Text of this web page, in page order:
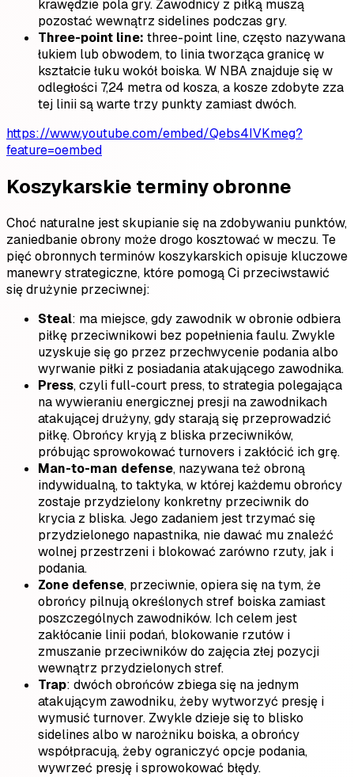
krawędzie pola gry. Zawodnicy z piłką muszą
pozostać wewnątrz sidelines podczas gry.
Three-point line: three-point line, często nazywana
łukiem lub obwodem, to linia tworząca granicę w
kształcie łuku wokół boiska. W NBA znajduje się w
odległości 7,24 metra od kosza, a kosze zdobyte zza
tej linii są warte trzy punkty zamiast dwóch.
https://www.youtube.com/embed/Qebs4IVKmeg?
feature=oembed
Koszykarskie terminy obronne
Choć naturalne jest skupianie się na zdobywaniu punktów,
zaniedbanie obrony może drogo kosztować w meczu. Te
pięć obronnych terminów koszykarskich opisuje kluczowe
manewry strategiczne, które pomogą Ci przeciwstawić
się drużynie przeciwnej:
Steal: ma miejsce, gdy zawodnik w obronie odbiera
piłkę przeciwnikowi bez popełnienia faulu. Zwykle
uzyskuje się go przez przechwycenie podania albo
wyrwanie piłki z posiadania atakującego zawodnika.
Press, czyli full-court press, to strategia polegająca
na wywieraniu energicznej presji na zawodnikach
atakującej drużyny, gdy starają się przeprowadzić
piłkę. Obrońcy kryją z bliska przeciwników,
próbując sprowokować turnovers i zakłócić ich grę.
Man-to-man defense, nazywana też obroną
indywidualną, to taktyka, w której każdemu obrońcy
zostaje przydzielony konkretny przeciwnik do
krycia z bliska. Jego zadaniem jest trzymać się
przydzielonego napastnika, nie dawać mu znaleźć
wolnej przestrzeni i blokować zarówno rzuty, jak i
podania.
Zone defense, przeciwnie, opiera się na tym, że
obrońcy pilnują określonych stref boiska zamiast
poszczególnych zawodników. Ich celem jest
zakłócanie linii podań, blokowanie rzutów i
zmuszanie przeciwników do zajęcia złej pozycji
wewnątrz przydzielonych stref.
Trap: dwóch obrońców zbiega się na jednym
atakującym zawodniku, żeby wytworzyć presję i
wymusić turnover. Zwykle dzieje się to blisko
sidelines albo w narożniku boiska, a obrońcy
współpracują, żeby ograniczyć opcje podania,
wywrzeć presję i sprowokować błędy.